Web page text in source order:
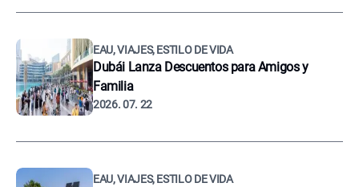
EAU, VIAJES, ESTILO DE VIDA
Dubái Lanza Descuentos para Amigos y
Familia
2026. 07. 22
EAU, VIAJES, ESTILO DE VIDA